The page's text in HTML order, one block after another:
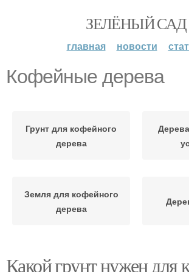
ЗЕЛЁНЫЙ САД
главная новости
Кофейные дерева
Грунт для кофейного
дерева
Земля для кофейного
дерева
Почва/грунт для
Какой грунт нужен для